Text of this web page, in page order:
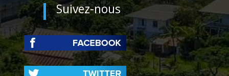
Suivez-nous